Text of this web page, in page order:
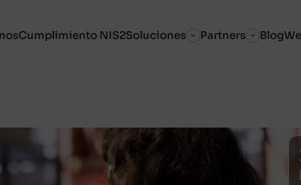
Cumplimiento NIS2Soluciones Partners Blog